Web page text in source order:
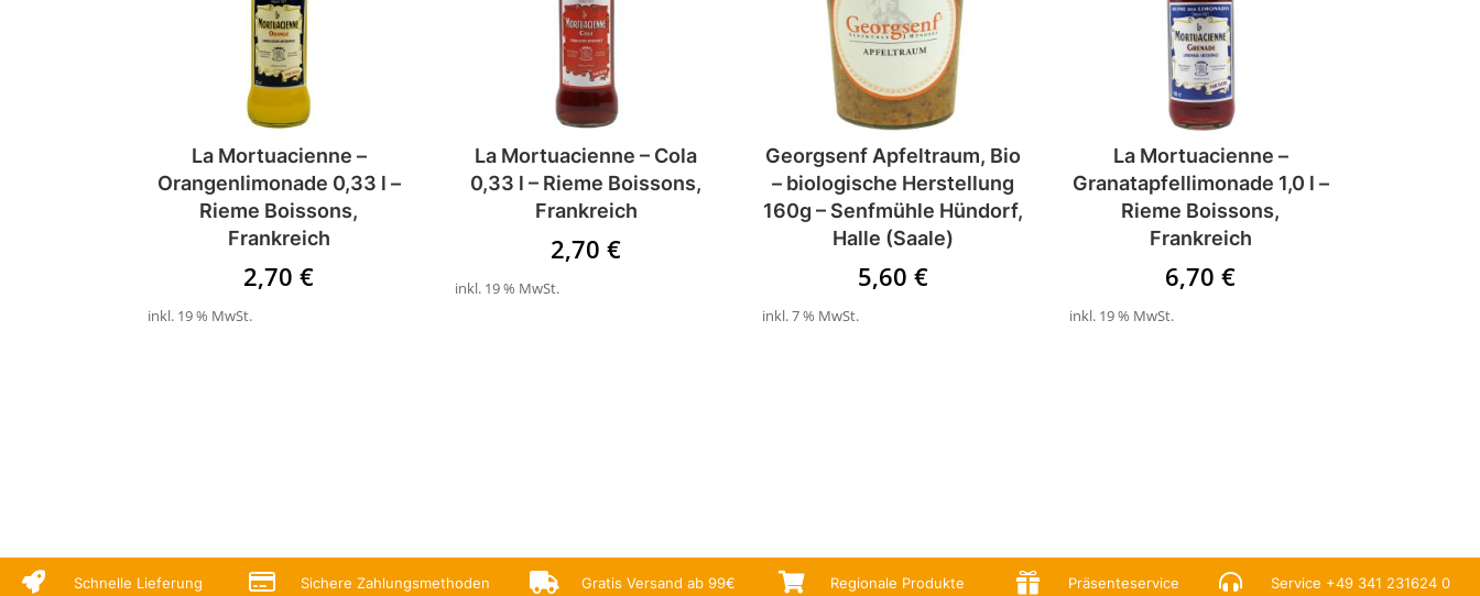
La Mortuacienne –
Orangenlimonade 0,33 l –
Rieme Boissons,
Frankreich
2,70€
inkl. 19 % MwSt.
La Mortuacienne – Cola
0,33 l – Rieme Boissons,
Frankreich
2,70€
inkl. 19 % MwSt.
Georgsenf Apfeltraum, Bio
– biologische Herstellung
160g – Senfmühle Hündorf,
Halle (Saale)
5,60€
inkl. 7 % MwSt.
La Mortuacienne –
Granatapfellimonade 1,0 l –
Rieme Boissons,
Frankreich
6,70€
inkl. 19 % MwSt.
 Schnelle Lieferung  Sichere Zahlungsmethoden  Gratis Versand ab 99€  Regionale Produkte  Präsenteservice  Service +49 341 231624 0